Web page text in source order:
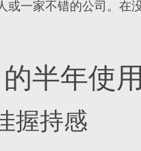
或一家不错的公司。在
半年使
握持感